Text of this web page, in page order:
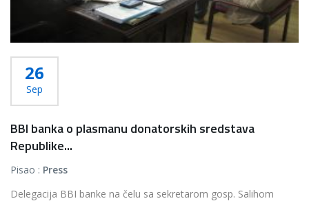
26
Sep
BBI banka o plasmanu donatorskih sredstava
Republike...
Pisao : Press
Delegacija BBI banke na čelu sa sekretarom gosp. Salihom